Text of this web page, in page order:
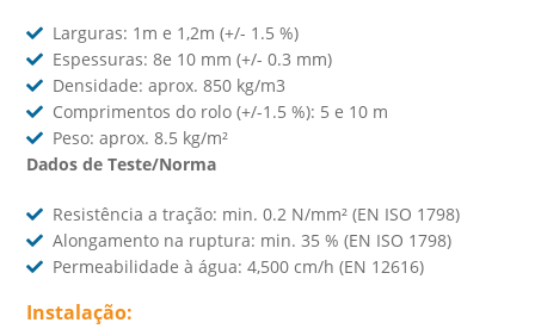
Larguras: 1m e 1,2m (+/- 1.5 %)
Espessuras: 8e 10 mm (+/- 0.3 mm)
Densidade: aprox. 850 kg/m3
Comprimentos do rolo (+/-1.5 %): 5 e 10 m
Peso: aprox. 8.5 kg/m²
Dados de Teste/Norma
Resistência a tração: min. 0.2 N/mm² (EN ISO 1798)
Alongamento na ruptura: min. 35 % (EN ISO 1798)
Permeabilidade à água: 4,500 cm/h (EN 12616)
Instalação: